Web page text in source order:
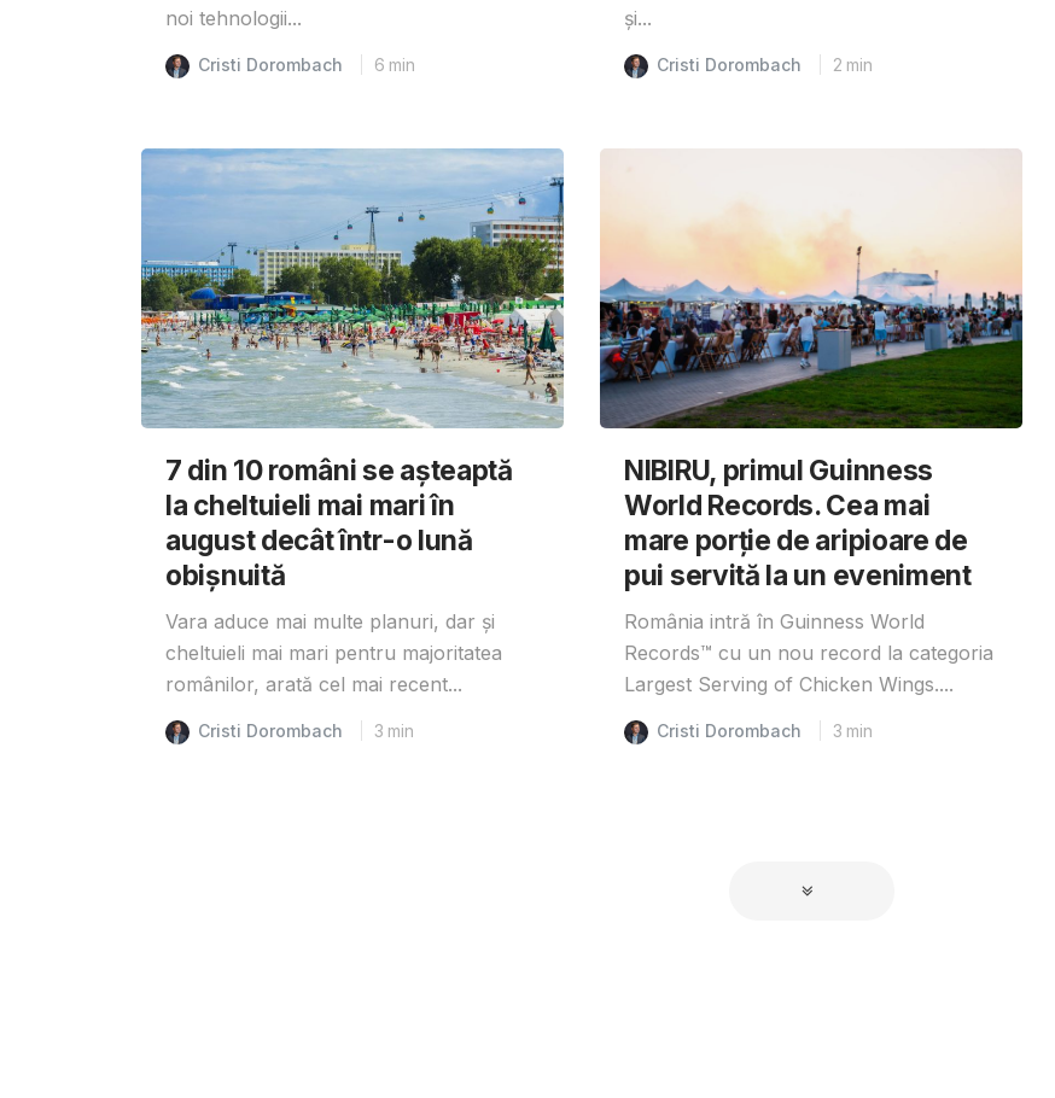
noi tehnologii...
Cristi Dorombach 6 min
și...
Cristi Dorombach 2 min
7 din 10 români se așteaptă
la cheltuieli mai mari în
august decât într-o lună
obișnuită
Vara aduce mai multe planuri, dar și
cheltuieli mai mari pentru majoritatea
românilor, arată cel mai recent...
Cristi Dorombach 3 min
NIBIRU, primul Guinness
World Records. Cea mai
mare porție de aripioare de
pui servită la un eveniment
România intră în Guinness World
Records™️ cu un nou record la categoria
Largest Serving of Chicken Wings....
Cristi Dorombach 3 min